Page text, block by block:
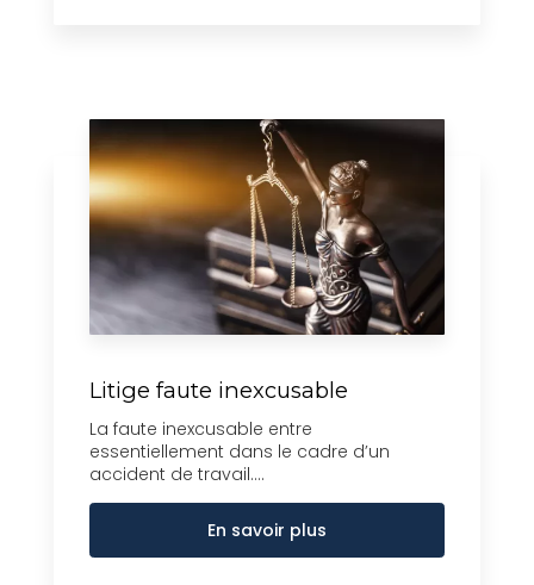
Litige faute inexcusable
La faute inexcusable entre
essentiellement dans le cadre d’un
accident de travail....
En savoir plus